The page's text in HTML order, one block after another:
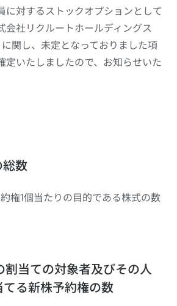
に対するストックオプションとして
会社リクルートホールディングス
関し、未定となっておりました項
定いたしましたので、お知らせいた
総数
権1個当たりの目的である株式の数
割当ての対象者及びその人
る新株予約権の数